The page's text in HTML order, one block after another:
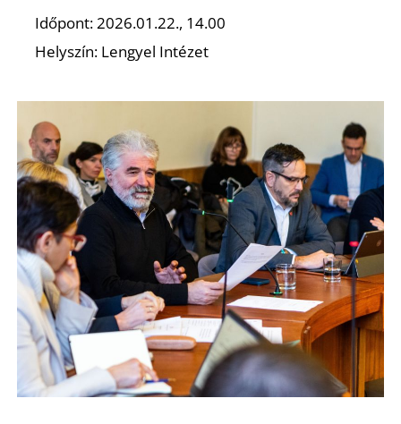
Időpont: 2026.01.22., 14.00
Helyszín: Lengyel Intézet